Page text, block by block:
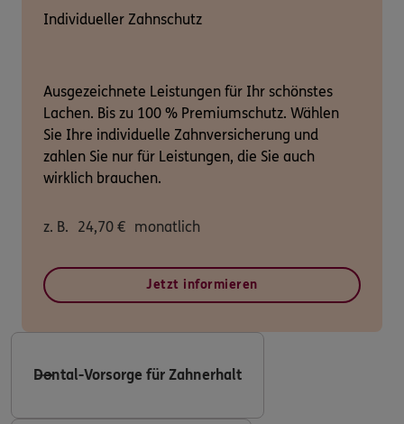
Individueller Zahnschutz
Ausgezeichnete Leistungen für Ihr schönstes
Lachen. Bis zu 100 % Premiumschutz. Wählen
Sie Ihre individuelle Zahnversicherung und
zahlen Sie nur für Leistungen, die Sie auch
wirklich brauchen.
z. B. 24,70 € monatlich
Jetzt informieren
Dental-Vorsorge für Zahnerhalt